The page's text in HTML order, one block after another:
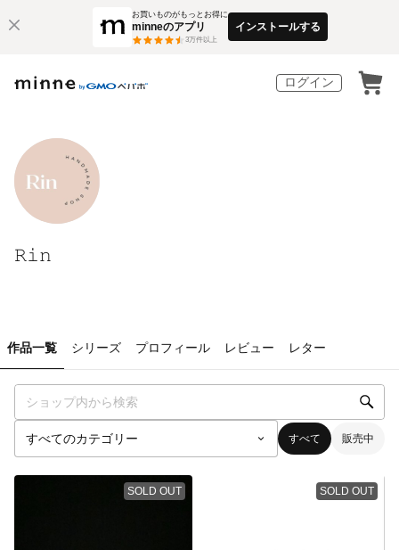
お買いものがもっとお得に
minneのアプリ
3万件以上
インストールする
ログイン
𝚁𝚒𝚗
作品一覧 シリーズ プロフィール レビュー レター
すべて 販売中
SOLD OUT SOLD OUT